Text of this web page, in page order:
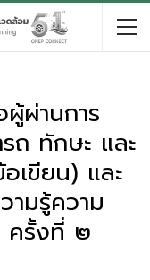
ผู้ผ่านการ
ถ ทักษะ และ
เขียน) และ
ามรู้ความ
ครั้งที่ ๒